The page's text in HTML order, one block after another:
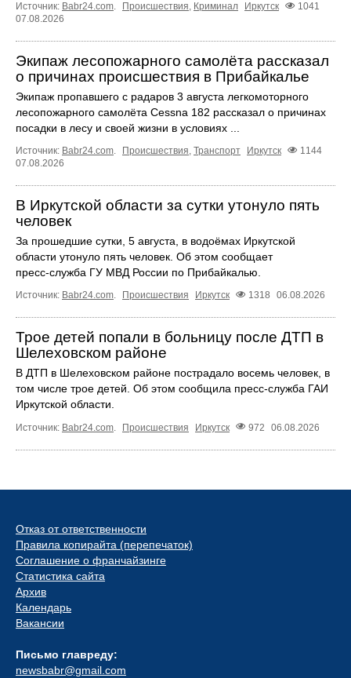
Источник: Babr24.com. Происшествия, Криминал Иркутск
1041
07.08.2026
Экипаж лесопожарного самолёта рассказал
о причинах происшествия в Прибайкалье
Экипаж пропавшего с радаров 3 августа легкомоторного
лесопожарного самолёта Cessna 182 рассказал о причинах
посадки в лесу и своей жизни в условиях ...
Источник: Babr24.com. Происшествия, Транспорт Иркутск
1144
07.08.2026
В Иркутской области за сутки утонуло пять
человек
За прошедшие сутки, 5 августа, в водоёмах Иркутской
области утонуло пять человек. Об этом сообщает
пресс‑служба ГУ МВД России по Прибайкалью.
Источник: Babr24.com. Происшествия Иркутск 1318 06.08.2026
Трое детей попали в больницу после ДТП в
Шелеховском районе
В ДТП в Шелеховском районе пострадало восемь человек, в
том числе трое детей. Об этом сообщила пресс‑служба ГАИ
Иркутской области.
Источник: Babr24.com Происшествия Иркутск 972 06.08.2026
Отказ от ответственности
Правила копирайта (перепечаток)
Соглашение о франчайзинге
Статистика сайта
Архив
Календарь
Вакансии
Письмо главреду:
newsbabr@gmail.com